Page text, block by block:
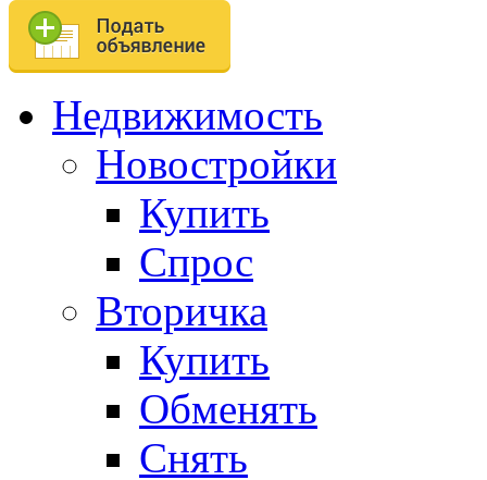
Недвижимость
Новостройки
Купить
Спрос
Вторичка
Купить
Обменять
Снять